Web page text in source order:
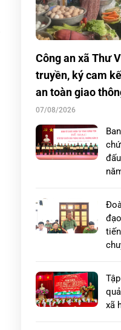
Công an xã Thư
truyền, ký cam
an toàn giao
07/08/2026
xã